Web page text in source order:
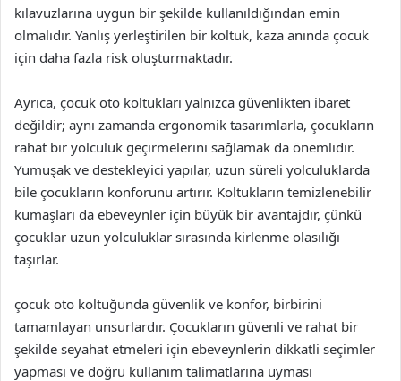
kılavuzlarına uygun bir şekilde kullanıldığından emin
olmalıdır. Yanlış yerleştirilen bir koltuk, kaza anında çocuk
için daha fazla risk oluşturmaktadır.
Ayrıca, çocuk oto koltukları yalnızca güvenlikten ibaret
değildir; aynı zamanda ergonomik tasarımlarla, çocukların
rahat bir yolculuk geçirmelerini sağlamak da önemlidir.
Yumuşak ve destekleyici yapılar, uzun süreli yolculuklarda
bile çocukların konforunu artırır. Koltukların temizlenebilir
kumaşları da ebeveynler için büyük bir avantajdır, çünkü
çocuklar uzun yolculuklar sırasında kirlenme olasılığı
taşırlar.
çocuk oto koltuğunda güvenlik ve konfor, birbirini
tamamlayan unsurlardır. Çocukların güvenli ve rahat bir
şekilde seyahat etmeleri için ebeveynlerin dikkatli seçimler
yapması ve doğru kullanım talimatlarına uyması